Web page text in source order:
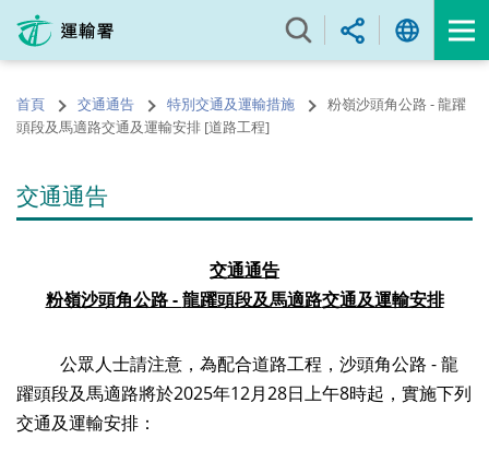
內
的
開
首頁 交通通告 特別交通及運輸措施
粉嶺沙頭角公路 - 龍躍
頭段及馬適路交通及運輸安排 [道路工程]
交通通告
交通通告
粉嶺沙頭角公路 -龍躍頭段及馬適路交通及運輸安排
公眾人士請注意，為配合道路工程，沙頭角公路 - 龍
躍頭段及馬適路將於2025年12月28日上午8時起，實施下列
交通及運輸安排：